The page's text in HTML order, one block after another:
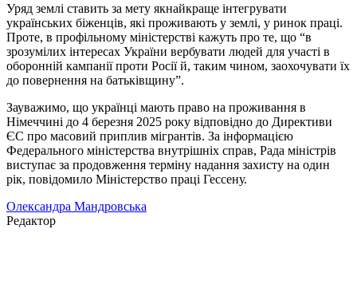
Уряд землі ставить за мету якнайкраще інтегрувати
українських біженців, які проживають у землі, у ринок праці.
Проте, в профільному міністерстві кажуть про те, що “в
зрозумілих інтересах України вербувати людей для участі в
оборонній кампанії проти Росії й, таким чином, заохочувати їх
до повернення на батьківщину”.
Зауважимо, що українці мають право на проживання в
Німеччині до 4 березня 2025 року відповідно до Директиви
ЄС про масовий приплив мігрантів. За інформацією
Федерального міністерства внутрішніх справ, Рада міністрів
виступає за продовження терміну надання захисту на один
рік, повідомило Міністерство праці Гессену.
Олександра Мандровська
Редактор